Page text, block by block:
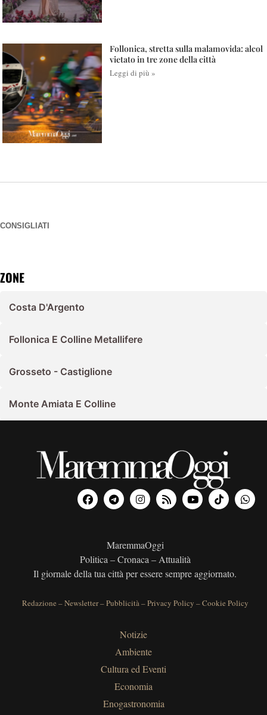
Follonica, stretta sulla malamovida: alcol
vietato in tre zone della città
Leggi di più »
CONSIGLIATI
ZONE
Costa D'Argento
Follonica E Colline Metallifere
Grosseto - Castiglione
Monte Amiata E Colline
MaremmaOggi
Politica – Cronaca – Attualità
Il giornale della tua città per essere sempre aggiornato.
Redazione –Newsletter–Pubblicità–Privacy Policy –Cookie Policy
Notizie
Ambiente
Cultura ed Eventi
Economia
Enogastronomia